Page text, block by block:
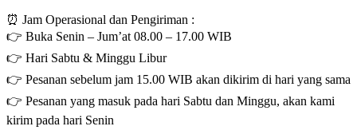
⏰ Jam Operasional dan Pengiriman :
👉 Buka Senin – Jum’at 08.00 – 17.00 WIB
👉 Hari Sabtu & Minggu Libur
👉 Pesanan sebelum jam 15.00 WIB akan dikirim di hari yang sama
👉 Pesanan yang masuk pada hari Sabtu dan Minggu, akan kami
kirim pada hari Senin